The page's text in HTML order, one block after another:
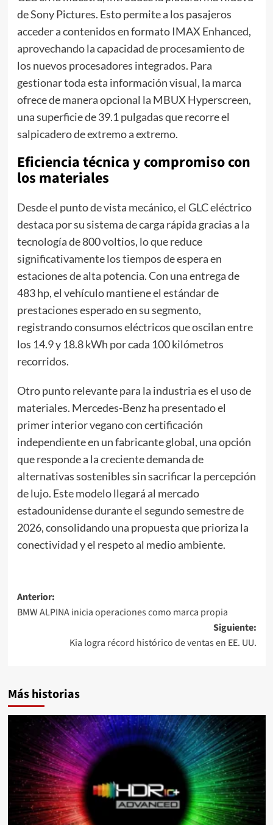
de Sony Pictures. Esto permite a los pasajeros
acceder a contenidos en formato IMAX Enhanced,
aprovechando la capacidad de procesamiento de
los nuevos procesadores integrados. Para
gestionar toda esta información visual, la marca
ofrece de manera opcional la MBUX Hyperscreen,
una superficie de 39.1 pulgadas que recorre el
salpicadero de extremo a extremo.
Eficiencia técnica y compromiso con
los materiales
Desde el punto de vista mecánico, el GLC eléctrico
destaca por su sistema de carga rápida gracias a la
tecnología de 800 voltios, lo que reduce
significativamente los tiempos de espera en
estaciones de alta potencia. Con una entrega de
483 hp, el vehículo mantiene el estándar de
prestaciones esperado en su segmento,
registrando consumos eléctricos que oscilan entre
los 14.9 y 18.8 kWh por cada 100 kilómetros
recorridos.
Otro punto relevante para la industria es el uso de
materiales. Mercedes-Benz ha presentado el
primer interior vegano con certificación
independiente en un fabricante global, una opción
que responde a la creciente demanda de
alternativas sostenibles sin sacrificar la percepción
de lujo. Este modelo llegará al mercado
estadounidense durante el segundo semestre de
2026, consolidando una propuesta que prioriza la
conectividad y el respeto al medio ambiente.
Navegación
de
entradas
Anterior:
BMW ALPINA inicia operaciones como marca propia
Siguiente:
Kia logra récord histórico de ventas en EE. UU.
Más historias